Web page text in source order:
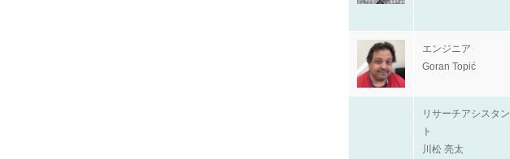
エンジニア
Goran Topić
リサーチアシスタン
ト
川松 亮太